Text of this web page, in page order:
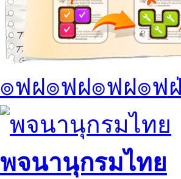
๏ฟฝ๏ฟฝ๏ฟฝ๏ฟ
พจนานุกรมไทย